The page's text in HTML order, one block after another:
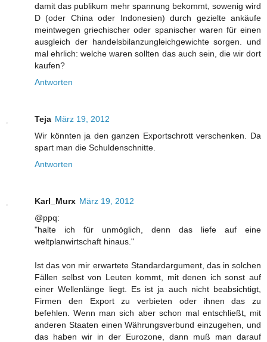
damit das publikum mehr spannung bekommt, sowenig wird
D (oder China oder Indonesien) durch gezielte ankäufe
meintwegen griechischer oder spanischer waren für einen
ausgleich der handelsbilanzungleichgewichte sorgen. und
mal ehrlich: welche waren sollten das auch sein, die wir dort
kaufen?
Antworten
Teja März 19, 2012
Wir könnten ja den ganzen Exportschrott verschenken. Da
spart man die Schuldenschnitte.
Antworten
Karl_Murx März 19, 2012
@ppq:
"halte ich für unmöglich, denn das liefe auf eine
weltplanwirtschaft hinaus."
Ist das von mir erwartete Standardargument, das in solchen
Fällen selbst von Leuten kommt, mit denen ich sonst auf
einer Wellenlänge liegt. Es ist ja auch nicht beabsichtigt,
Firmen den Export zu verbieten oder ihnen das zu
befehlen. Wenn man sich aber schon mal entschließt, mit
anderen Staaten einen Währungsverbund einzugehen, und
das haben wir in der Eurozone, dann muß man darauf